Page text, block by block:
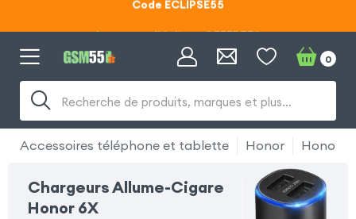
Code ECLIPSE55
Recherche de produits, marques et plus…
0
Accessoires téléphone et tablette Honor Honor
Chargeurs Allume-Cigare
Honor 6X